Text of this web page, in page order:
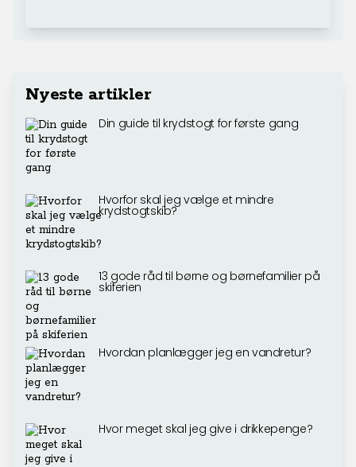
Nyeste artikler
Din guide til krydstogt for første gang
Hvorfor skal jeg vælge et mindre
krydstogtskib?
13 gode råd til børne og børnefamilier på
skiferien
Hvordan planlægger jeg en vandretur?
Hvor meget skal jeg give i drikkepenge?